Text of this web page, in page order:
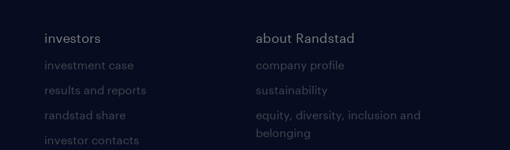
investors
investment case
results and reports
randstad share
investor contacts
about Randstad
company profile
sustainability
equity, diversity, inclusion and
belonging